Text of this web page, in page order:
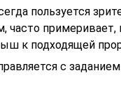
пользуется
часто примеривает,
к подходящей
с